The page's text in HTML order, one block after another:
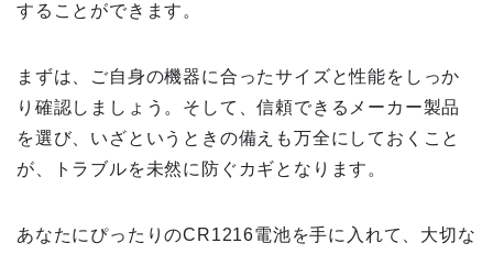
することができます。
まずは、ご自身の機器に合ったサイズと性能をしっか
り確認しましょう。そして、信頼できるメーカー製品
を選び、いざというときの備えも万全にしておくこと
が、トラブルを未然に防ぐカギとなります。
あなたにぴったりのCR1216電池を手に入れて、大切な